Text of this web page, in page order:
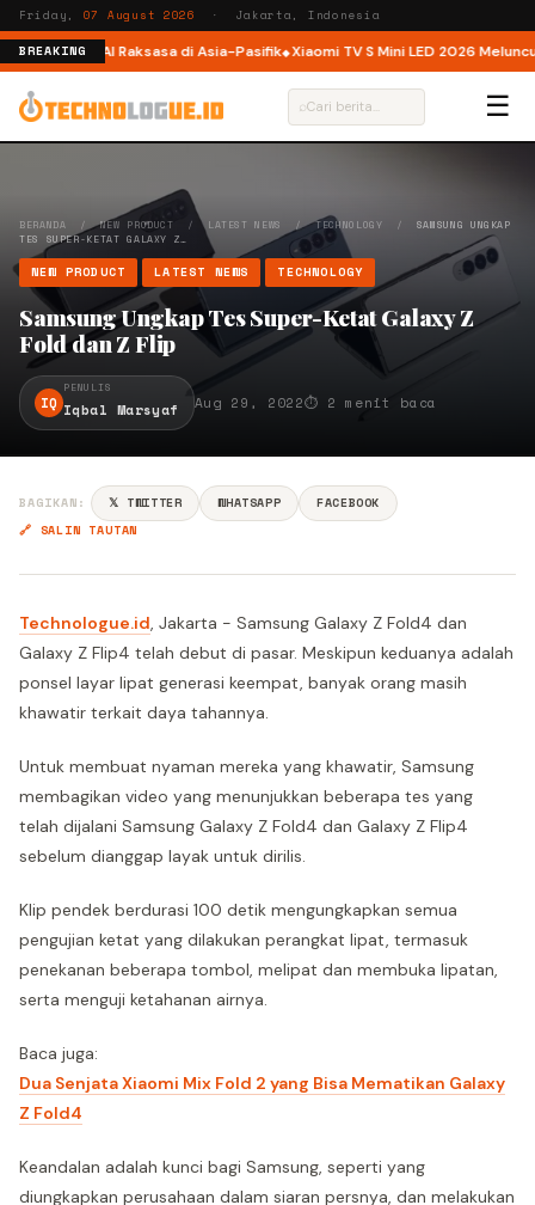
Friday, 07 August 2026 · Jakarta, Indonesia
BREAKING
Platform AI Raksasa di Asia-Pasifik Xiaomi TV S Mini LED 2026 Meluncur
⌕ ☰
BERANDA /NEW PRODUCT / LATEST NEWS /TECHNOLOGY / SAMSUNG UNGKAP
TES SUPER-KETAT GALAXY Z…
NEW PRODUCT LATEST NEWS TECHNOLOGY
Samsung Ungkap Tes Super-Ketat Galaxy Z
Fold dan Z Flip
IQ
PENULIS
Iqbal Marsyaf Aug 29, 2022⏱ 2 menit baca
BAGIKAN: 𝕏 TWITTER WHATSAPP
FACEBOOK
🔗 SALIN TAUTAN
Technologue.id, Jakarta - Samsung Galaxy Z Fold4 dan
Galaxy Z Flip4 telah debut di pasar. Meskipun keduanya adalah
ponsel layar lipat generasi keempat, banyak orang masih
khawatir terkait daya tahannya.
Untuk membuat nyaman mereka yang khawatir, Samsung
membagikan video yang menunjukkan beberapa tes yang
telah dijalani Samsung Galaxy Z Fold4 dan Galaxy Z Flip4
sebelum dianggap layak untuk dirilis.
Klip pendek berdurasi 100 detik mengungkapkan semua
pengujian ketat yang dilakukan perangkat lipat, termasuk
penekanan beberapa tombol, melipat dan membuka lipatan,
serta menguji ketahanan airnya.
Baca juga:
Dua Senjata Xiaomi Mix Fold 2 yang Bisa Mematikan Galaxy
Z Fold4
Keandalan adalah kunci bagi Samsung, seperti yang
diungkapkan perusahaan dalam siaran persnya, dan melakukan